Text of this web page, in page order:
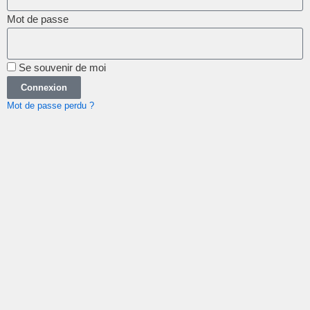
Mot de passe
Se souvenir de moi
Connexion
Mot de passe perdu ?